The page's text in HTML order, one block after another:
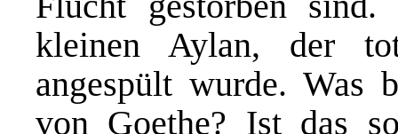
kleinen Aylan, der
angespült wurde. Was
von Goethe? Ist das